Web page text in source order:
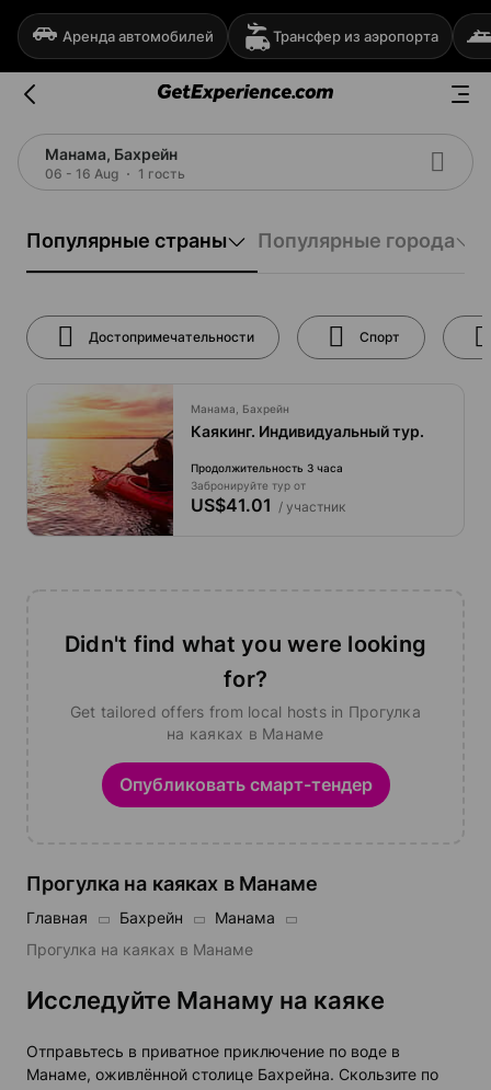
Аренда автомобилей Трансфер из аэропорта
Манама, Бахрейн
06 - 16 Aug 1 гость
Популярные страны Популярные города
Достопримечательности Спорт
Манама, Бахрейн
Каякинг. Индивидуальный тур.
Продолжительность 3 часа
Забронируйте тур от
US$41.01 / участник
Didn't find what you were looking
for?
Get tailored offers from local hosts in Прогулка
на каяках в Манаме
Опубликовать смарт-тендер
Прогулка на каяках в Манаме
Главная Бахрейн
Манама
Прогулка на каяках в Манаме
Исследуйте Манаму на каяке
Отправьтесь в приватное приключение по воде в
Манаме, оживлённой столице Бахрейна. Скользите по